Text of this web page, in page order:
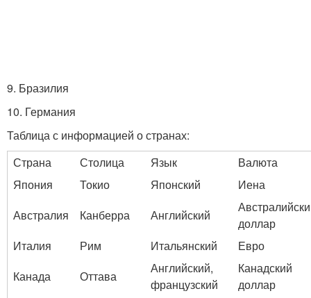
9. Бразилия
10. Германия
Таблица с информацией о странах:
Страна
Столица Язык
Валюта
Япония
Токио Японский
Иена
Австралия
Канберра Английский
доллар
Италия
Рим Итальянский
Евро
Канада
Оттава
Английский,
французский
Канадский
доллар